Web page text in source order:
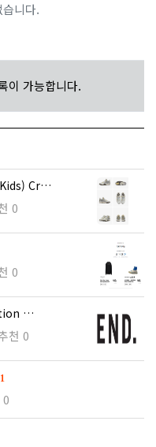
니다.
이 가능합니다.
Kids) Cr…
0
0
…
천 0